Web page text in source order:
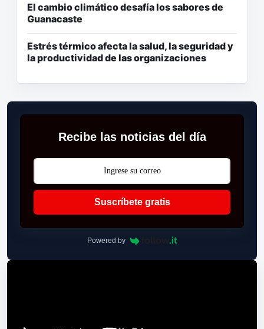
El cambio climático desafía los sabores de
Guanacaste
Estrés térmico afecta la salud, la seguridad y
la productividad de las organizaciones
Recibe las noticias del día
Suscríbete gratis
Powered by